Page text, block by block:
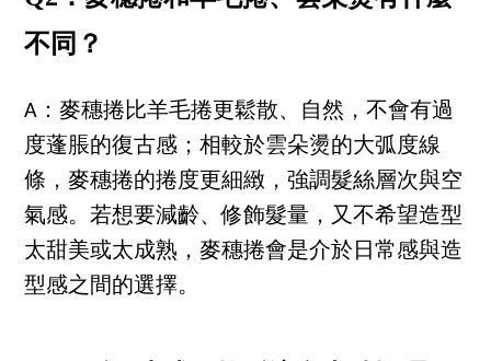
不同？
A：麥穗捲比羊毛捲更鬆散、自然，不會有過
度蓬脹的復古感；相較於雲朵燙的大弧度線
條，麥穗捲的捲度更細緻，強調髮絲層次與空
氣感。若想要減齡、修飾髮量，又不希望造型
太甜美或太成熟，麥穗捲會是介於日常感與造
型感之間的選擇。